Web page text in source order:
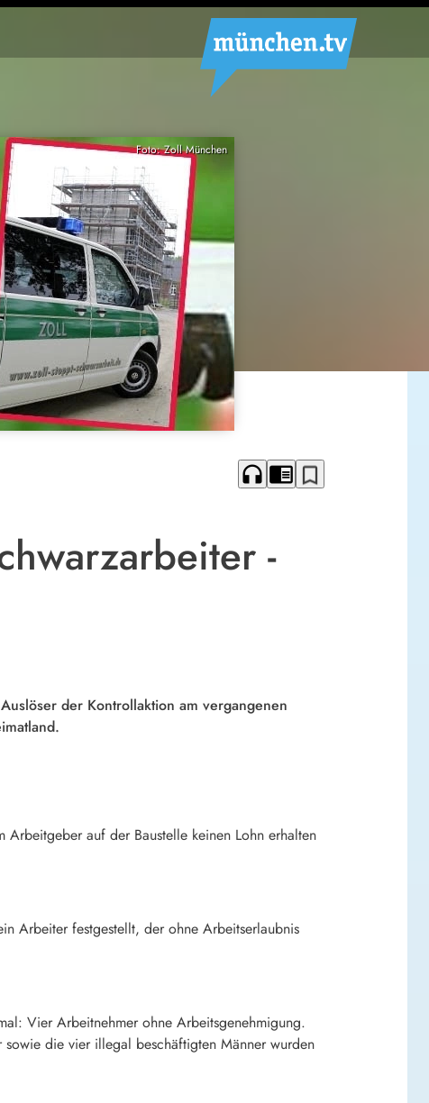
Foto: Zoll München
headphones chrome_reader_mode bookmark_border
-
der Kontrollaktion am vergangenen
auf der Baustelle keinen Lohn erhalten
Arbeiter festgestellt, der ohne Arbeitserlaubnis
Vier Arbeitnehmer ohne Arbeitsgenehmigung.
die vier illegal beschäftigten Männer wurden